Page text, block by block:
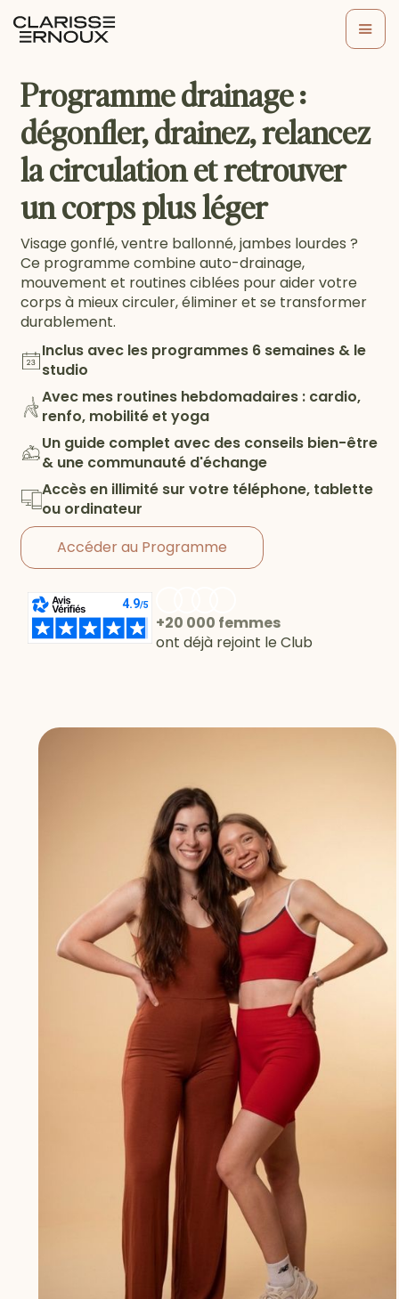
Programme drainage :
dégonfler, drainez, relancez
la circulation et retrouver
un corps plus léger
Visage gonflé, ventre ballonné, jambes lourdes ?
Ce programme combine auto-drainage,
mouvement et routines ciblées pour aider votre
corps à mieux circuler, éliminer et se transformer
durablement.
Inclus avec les programmes 6 semaines & le
studio
Avec mes routines hebdomadaires : cardio,
renfo, mobilité et yoga
Un guide complet avec des conseils bien-être
& une communauté d'échange
Accès en illimité sur votre téléphone, tablette
ou ordinateur
Accéder au Programme
+20 000 femmes
ont déjà rejoint le Club